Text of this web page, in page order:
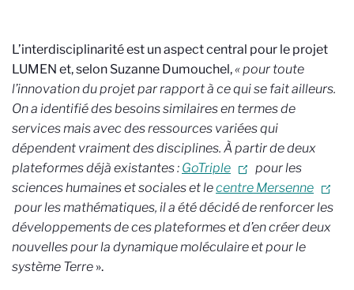
L’interdisciplinarité est un aspect central pour le projet
LUMEN et, selon Suzanne Dumouchel,« pour toute
l’innovation du projet par rapport à ce qui se fait ailleurs.
On a identifié des besoins similaires en termes de
services mais avec des ressources variées qui
dépendent vraiment des disciplines. À partir de deux
plateformes déjà existantes : GoTriple
pour les
sciences humaines et sociales et lecentre Mersenne
pour les mathématiques, il a été décidé de renforcer les
développements de ces plateformes et d’en créer deux
nouvelles pour la dynamique moléculaire et pour le
système Terre ».